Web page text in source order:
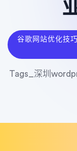
谷歌网站优化技
Tags_深圳